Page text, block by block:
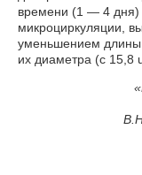
времени (1 — 4 дня)
микроциркуляции,
уменьшением длины
их диаметра (с 15,8